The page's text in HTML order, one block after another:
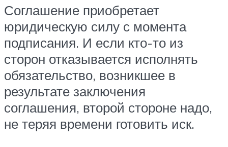
Соглашение приобретает
юридическую силу с момента
подписания. И если кто-то из
сторон отказывается исполнять
обязательство, возникшее в
результате заключения
соглашения, второй стороне надо,
не теряя времени готовить иск.